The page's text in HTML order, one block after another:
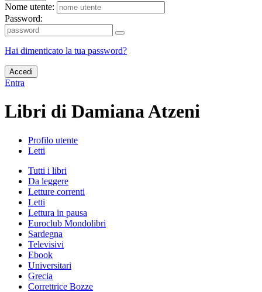
Nome utente:
Password:
Hai dimenticato la tua password?
Accedi
Entra
Libri di Damiana Atzeni
Profilo utente
Letti
Tutti i libri
Da leggere
Letture correnti
Letti
Lettura in pausa
Euroclub Mondolibri
Sardegna
Televisivi
Ebook
Universitari
Grecia
Correttrice Bozze